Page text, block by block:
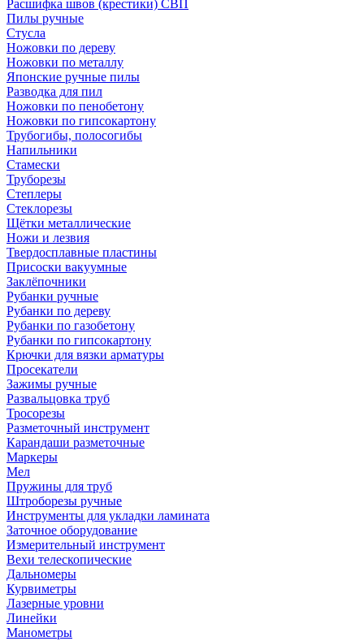
Расшифка швов (крестики) СВП
Пилы ручные
Стусла
Ножовки по дереву
Ножовки по металлу
Японские ручные пилы
Разводка для пил
Ножовки по пенобетону
Ножовки по гипсокартону
Трубогибы, полосогибы
Напильники
Стамески
Труборезы
Степлеры
Стеклорезы
Щётки металлические
Ножи и лезвия
Твердосплавные пластины
Присоски вакуумные
Заклёпочники
Рубанки ручные
Рубанки по дереву
Рубанки по газобетону
Рубанки по гипсокартону
Крючки для вязки арматуры
Просекатели
Зажимы ручные
Развальцовка труб
Тросорезы
Разметочный инструмент
Карандаши разметочные
Маркеры
Мел
Пружины для труб
Штроборезы ручные
Инструменты для укладки ламината
Заточное оборудование
Измерительный инструмент
Вехи телескопические
Дальномеры
Курвиметры
Лазерные уровни
Линейки
Манометры